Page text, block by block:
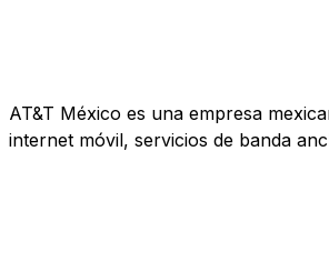
AT&T México es una empresa
internet móvil, servicios de banda